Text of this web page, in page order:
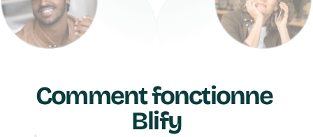
Comment fonctionne
Blify